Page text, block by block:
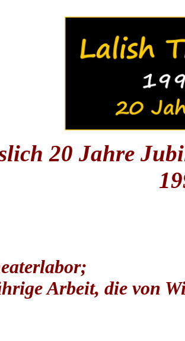
20 Jahre
Arbeit, die von